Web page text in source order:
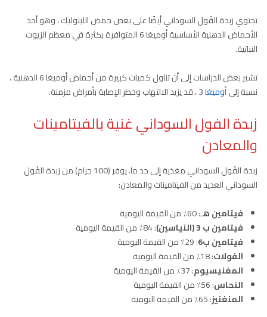
تحتوي زبدة الفُول السوداني أيضًا على بعض حمض اللينوليك ، وهو أحد
الأحماض الدهنية الأساسية أوميغا 6 المتوافرة بكثرة في معظم الزيوت
النباتية.
تشير بعض الدراسات إلى أن تناول كميات كبيرة من أحماض أوميغا 6 الدهنية ،
نسبة إلىأوميغا3 ، قد يزيد الالتهاب وخطر الإصابة بأمراض مزمنة.
زبدة الفول السوداني غنية بالفيتامينات
والمعادن
زبدة الفُول السوداني مغذية إلى حد ما. يوفر (100 جرام) من زبدة الفُول
السوداني العديد من الفيتامينات والمعادن:
فيتامين هـ: 60٪ من القيمة اليومية
فيتامين ب 3 (النياسين)
: 84٪ من القيمة اليومية
فيتامين ب6 : 29٪ من القيمة اليومية
الفولات: 18٪ من القيمة اليومية
المغنيسيوم: 37٪ من القيمة اليومية
النحاس: 56٪ من القيمة اليومية
المنغنيز: 65٪ من القيمة اليومية